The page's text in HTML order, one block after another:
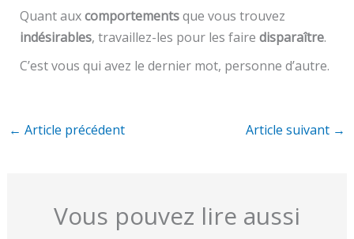
Quant auxcomportementsque vous trouvez
indésirables, travaillez-les pour les faire disparaître.
C’est vous qui avez le dernier mot, personne d’autre.
← Article précédent Article suivant →
Vous pouvez lire aussi